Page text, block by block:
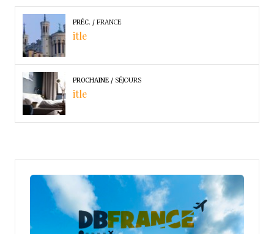
PRÉC. FRANCE
itle
PROCHAINE SÉJOURS
itle